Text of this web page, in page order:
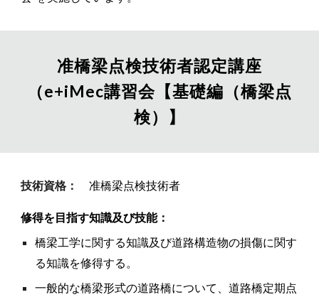
准橋梁点検技術者認定講座
（e+iMec講習会【基礎編（橋梁点
検）】
技術資格：准橋梁点検技術者
修得を目指す知識及び技能：
橋梁工学に関する知識及び道路構造物の損傷に関す
る知識を修得する。
一般的な橋梁形式の道路橋について、道路橋定期点